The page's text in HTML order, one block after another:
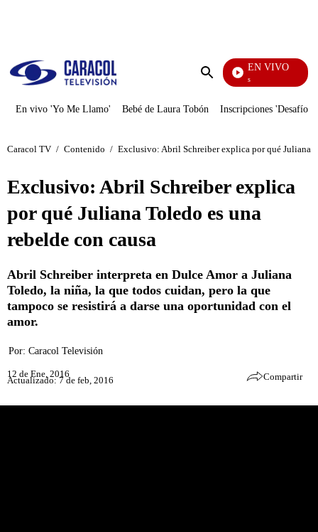
Enviar
EN VIVO
También Caerás
En vivo 'Yo Me Llamo' Bebé de Laura Tobón Inscripciones 'Desafío'
Caracol TV / Contenido / Exclusivo: Abril Schreiber explica por qué Juliana
Exclusivo: Abril Schreiber explica
por qué Juliana Toledo es una
rebelde con causa
Abril Schreiber interpreta en Dulce Amor a Juliana
Toledo, la niña, la que todos cuidan, pero la que
tampoco se resistirá a darse una oportunidad con el
amor.
Por: Caracol Televisión
12 de Ene, 2016
Actualizado: 7 de feb, 2016 Compartir